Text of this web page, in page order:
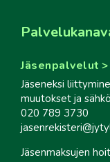
Jäsenpalvelut
Jäseneksi
muutokset ja
020 789 3730
Jäsenmaksujen